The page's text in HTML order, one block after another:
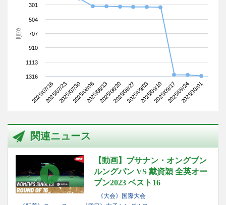
順位
2025/07/162025/07/232025/07/302025/08/062025/08/132025/08/202025/08/272025/09/032025/09/102025/09/172025/09/242025/10/01
301
504
707
910
1113
1316
関連ニュース
【動画】ブサナン・オングブン
ルングパン VS 戴資穎 全英オー
プン2023 ベスト16
《大会》国際大会